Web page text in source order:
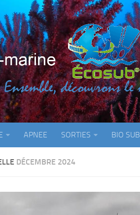
APNEE SORTIES BIO SUB
DÉCEMBRE 2024